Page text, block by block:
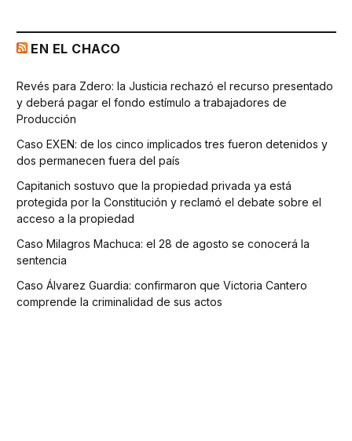
EN EL CHACO
Revés para Zdero: la Justicia rechazó el recurso presentado
y deberá pagar el fondo estímulo a trabajadores de
Producción
Caso EXEN: de los cinco implicados tres fueron detenidos y
dos permanecen fuera del país
Capitanich sostuvo que la propiedad privada ya está
protegida por la Constitución y reclamó el debate sobre el
acceso a la propiedad
Caso Milagros Machuca: el 28 de agosto se conocerá la
sentencia
Caso Álvarez Guardia: confirmaron que Victoria Cantero
comprende la criminalidad de sus actos